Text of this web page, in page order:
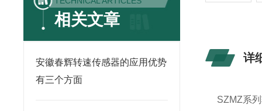
相关文章
安徽春辉转速传感器的应用优势
有三个方面
详
SZMZ系